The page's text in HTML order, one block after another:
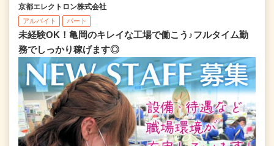
京都エレクトロン株式会社
アルバイト パート
未経験OK！亀岡のキレイな工場で働こう♪フルタイム勤
務でしっかり稼げます◎